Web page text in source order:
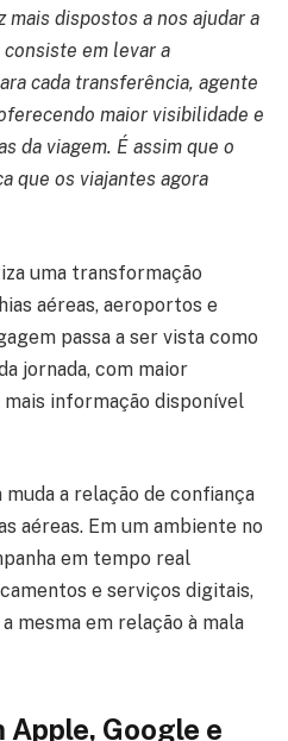
mais dispostos a nos ajudar a
em levar a
cada transferência, agente
maior visibilidade e
da viagem. É assim que o
que os viajantes agora
uma transformação
aéreas, aeroportos e
passa a ser vista como
jornada, com maior
informação disponível
a relação de confiança
aéreas. Em um ambiente no
em tempo real
e serviços digitais,
mesma em relação à mala
Google e